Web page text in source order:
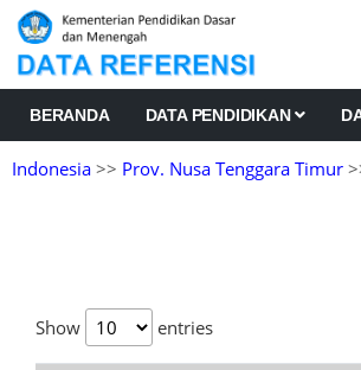
BERANDA DATA PENDIDIKAN
Indonesia >> Prov. Nusa Tenggara Timur
Show entries